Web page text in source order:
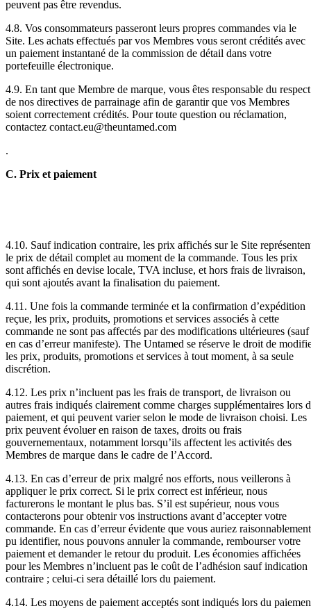
peuvent pas être revendus.
4.8. Vos consommateurs passeront leurs propres commandes via le
Site. Les achats effectués par vos Membres vous seront crédités avec
un paiement instantané de la commission de détail dans votre
portefeuille électronique.
4.9. En tant que Membre de marque, vous êtes responsable du respect
de nos directives de parrainage afin de garantir que vos Membres
soient correctement crédités. Pour toute question ou réclamation,
contactez contact.eu@theuntamed.com
.
C. Prix et paiement
4.10. Sauf indication contraire, les prix affichés sur le Site
le prix de détail complet au moment de la commande. Tous les prix
sont affichés en devise locale, TVA incluse, et hors frais de livraison,
qui sont ajoutés avant la finalisation du paiement.
4.11. Une fois la commande terminée et la confirmation d’expédition
reçue, les prix, produits, promotions et services associés à cette
commande ne sont pas affectés par des modifications ultérieures (sauf
en cas d’erreur manifeste). The Untamed se réserve le droit de
les prix, produits, promotions et services à tout moment, à sa seule
discrétion.
4.12. Les prix n’incluent pas les frais de transport, de livraison ou
autres frais indiqués clairement comme charges supplémentaires lors
paiement, et qui peuvent varier selon le mode de livraison choisi. Les
prix peuvent évoluer en raison de taxes, droits ou frais
gouvernementaux, notamment lorsqu’ils affectent les activités des
Membres de marque dans le cadre de l’Accord.
4.13. En cas d’erreur de prix malgré nos efforts, nous veillerons à
appliquer le prix correct. Si le prix correct est inférieur, nous
facturerons le montant le plus bas. S’il est supérieur, nous vous
contacterons pour obtenir vos instructions avant d’accepter votre
commande. En cas d’erreur évidente que vous auriez raisonnablement
pu identifier, nous pouvons annuler la commande, rembourser votre
paiement et demander le retour du produit. Les économies affichées
pour les Membres n’incluent pas le coût de l’adhésion sauf indication
contraire ; celui-ci sera détaillé lors du paiement.
4.14. Les moyens de paiement acceptés sont indiqués lors du